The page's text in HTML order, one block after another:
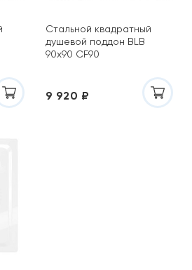
Стальной квадратный
душевой поддон BLB
90х90 CF90
9 920 ₽